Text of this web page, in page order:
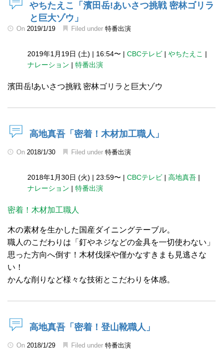
やちたえこ「濱田岳!あいさつ挑戦 密林ゴリラ
と巨大ゾウ」
On 2019/1/19 Filed under 特番出演
2019年1月19日 (土) | 16:54〜 | CBCテレビ | やちたえこ |
ナレーション | 特番出演
濱田岳!あいさつ挑戦 密林ゴリラと巨大ゾウ
高地真吾「密着！木材加工職人」
On 2018/1/30 Filed under 特番出演
2018年1月30日 (火) | 23:59〜 | CBCテレビ | 高地真吾 |
ナレーション | 特番出演
密着！木材加工職人
木の素材を生かした国産ダイニングテーブル。
職人のこだわりは「釘やネジなどの金具を一切使わない」
思った方向へ倒す！木材伐採や僅かなすきまも見逃さな
い！
かんな削りなど様々な技術とこだわりを体感。
高地真吾「密着！登山靴職人」
On 2018/1/29 Filed under 特番出演